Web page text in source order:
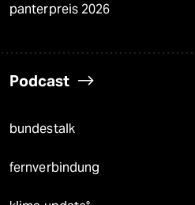
panterpreis 2026
Podcast
bundestalk
fernverbindung